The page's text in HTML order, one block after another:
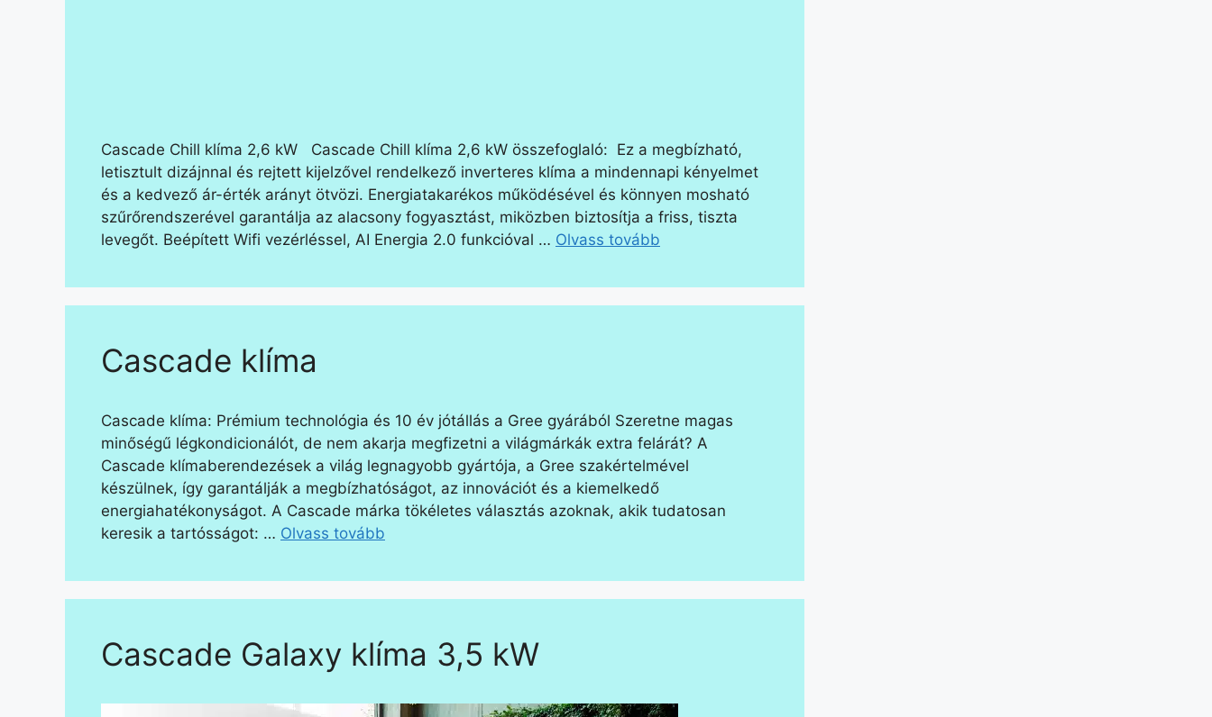
Cascade Chill klíma 2,6 kW Cascade Chill klíma 2,6 kW összefoglaló: Ez a megbízható,
letisztult dizájnnal és rejtett kijelzővel rendelkező inverteres klíma a mindennapi kényelmet
és a kedvező ár-érték arányt ötvözi. Energiatakarékos működésével és könnyen mosható
szűrőrendszerével garantálja az alacsony fogyasztást, miközben biztosítja a friss, tiszta
levegőt. Beépített Wifi vezérléssel, AI Energia 2.0 funkcióval … Olvass tovább
Cascade klíma
Cascade klíma: Prémium technológia és 10 év jótállás a Gree gyárából Szeretne magas
minőségű légkondicionálót, de nem akarja megfizetni a világmárkák extra felárát? A
Cascade klímaberendezések a világ legnagyobb gyártója, a Gree szakértelmével
készülnek, így garantálják a megbízhatóságot, az innovációt és a kiemelkedő
energiahatékonyságot. A Cascade márka tökéletes választás azoknak, akik tudatosan
keresik a tartósságot: … Olvass tovább
Cascade Galaxy klíma 3,5 kW